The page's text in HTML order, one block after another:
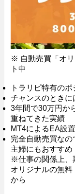
※ 自動売買「オ
ト中
トラリピ特有の
チャンスのときに
3年間で30万円か
重ねてきた実績
MT4によるEA設
完全自動売買な
主婦にもおすすめ
※仕事の関係上、
オリジナルの無
から